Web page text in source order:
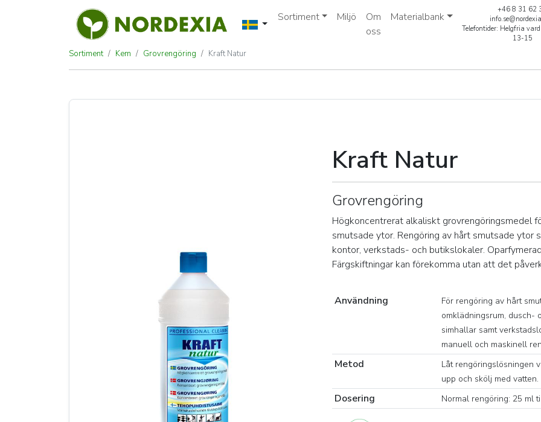
Sortiment Miljö
Om
oss
Materialbank
+46 8 31 62
Telefontider: Helgfria
13-15
Sortiment Kem Grovrengöring Kraft Natur
Kraft Natur
Kraft Natur
Grovrengöring
Högkoncentrerat alkaliskt grovrengöringsmedel
smutsade ytor. Rengöring av hårt smutsade ytor
kontor, verkstads- och butikslokaler.
Färgskiftningar kan förekomma utan att det
Användning
För rengöring av hårt
omklädningsrum, dusch-
simhallar samt
manuell och maskinell
Metod
Låt rengöringslösningen
upp och skölj med vatten.
Dosering Normal rengöring: 25 ml